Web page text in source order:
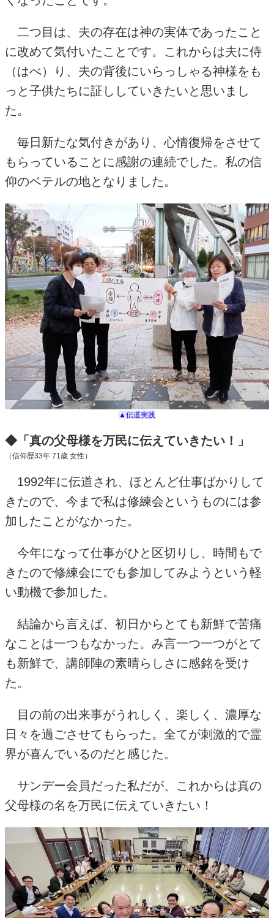
二つ目は、夫の存在は神の実体であったこと
に改めて気付いたことです。これからは夫に侍
（はべ）り、夫の背後にいらっしゃる神様をも
っと子供たちに証ししていきたいと思いまし
た。
毎日新たな気付きがあり、心情復帰をさせて
もらっていることに感謝の連続でした。私の信
仰のベテルの地となりました。
▲伝道実践
◆「真の父母様を万民に伝えていきたい！」
（信仰歴33年 71 歳 女性）
1992年に伝道され、ほとんど仕事ばかりして
きたので、今まで私は修練会というものには参
加したことがなかった。
今年になって仕事がひと区切りし、時間もで
きたので修練会にでも参加してみようという軽
い動機で参加した。
結論から言えば、初日からとても新鮮で苦痛
なことは一つもなかった。み言一つ一つがとて
も新鮮で、講師陣の素晴らしさに感銘を受け
た。
目の前の出来事がうれしく、楽しく、濃厚な
日々を過ごさせてもらった。全てが刺激的で霊
界が喜んでいるのだと感じた。
サンデー会員だった私だが、これからは真の
父母様の名を万民に伝えていきたい！